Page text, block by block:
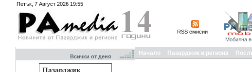
Петък, 7 Август 2026 19:55
RSS емисии
Мобилна
Всички от деня Начало Пазарджик и региона